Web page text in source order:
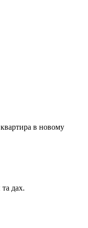
в новому
дах.